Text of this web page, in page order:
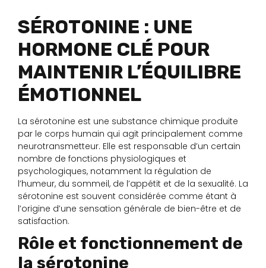
SÉROTONINE : UNE
HORMONE CLÉ POUR
MAINTENIR L’ÉQUILIBRE
ÉMOTIONNEL
La sérotonine est une substance chimique produite
par le corps humain qui agit principalement comme
neurotransmetteur. Elle est responsable d’un certain
nombre de fonctions physiologiques et
psychologiques, notamment la régulation de
l’humeur, du sommeil, de l’appétit et de la sexualité. La
sérotonine est souvent considérée comme étant à
l’origine d’une sensation générale de bien-être et de
satisfaction.
Rôle et fonctionnement de
la sérotonine